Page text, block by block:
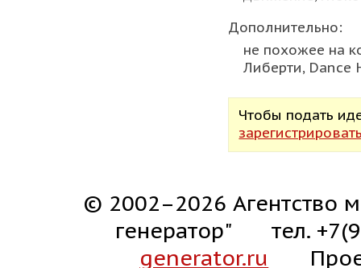
Дополнительно:
не похожее на
Либерти, Dance
Чтобы подать
© 2002–2026 Агентство
генератор"
тел.
generator.ru